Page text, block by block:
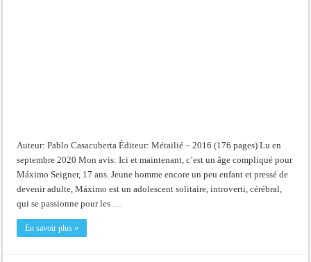
Auteur: Pablo Casacuberta Éditeur: Métailié – 2016 (176 pages) Lu en
septembre 2020 Mon avis: Ici et maintenant, c’est un âge compliqué pour
Máximo Seigner, 17 ans. Jeune homme encore un peu enfant et pressé de
devenir adulte, Máximo est un adolescent solitaire, introverti, cérébral,
qui se passionne pour les …
En savoir plus »